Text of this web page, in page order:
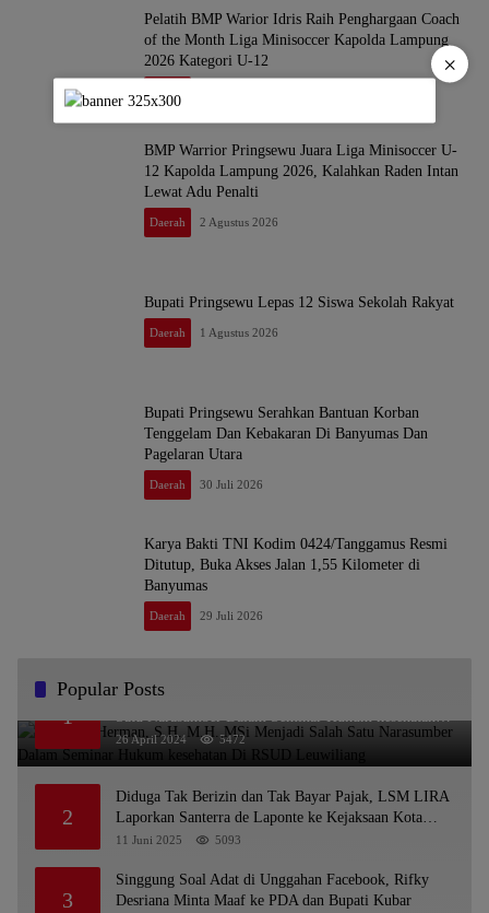
Pelatih BMP Warior Idris Raih Penghargaan Coach
of the Month Liga Minisoccer Kapolda Lampung
2026 Kategori U-12
BMP Warrior Pringsewu Juara Liga Minisoccer U-
12 Kapolda Lampung 2026, Kalahkan Raden Intan
Lewat Adu Penalti
Daerah 2 Agustus 2026
Bupati Pringsewu Lepas 12 Siswa Sekolah Rakyat
Daerah 1 Agustus 2026
Bupati Pringsewu Serahkan Bantuan Korban
Tenggelam Dan Kebakaran Di Banyumas Dan
Pagelaran Utara
Daerah 30 Juli 2026
Karya Bakti TNI Kodim 0424/Tanggamus Resmi
Ditutup, Buka Akses Jalan 1,55 Kilometer di
Banyumas
Daerah 29 Juli 2026
Popular Posts
1
Dr. KMS Herman, S.H.,M.H.,MSi Menjadi Salah
Satu Narasumber Dalam Seminar Hukum kesehatan
Di RSUD Leuwiliang
26 April 2024 5472
2
Diduga Tak Berizin dan Tak Bayar Pajak, LSM LIRA
Laporkan Santerra de Laponte ke Kejaksaan Kota
Batu
11 Juni 2025 5093
3
Singgung Soal Adat di Unggahan Facebook, Rifky
Desriana Minta Maaf ke PDA dan Bupati Kubar
×